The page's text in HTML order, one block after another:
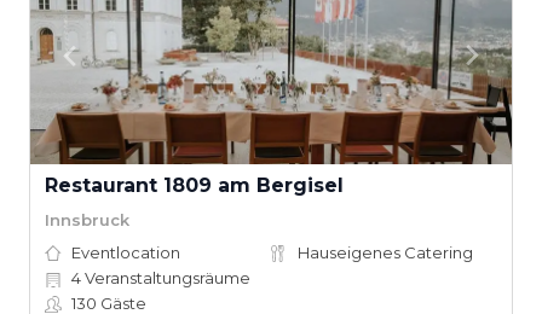
Restaurant 1809 am Bergisel
Innsbruck
Eventlocation
Hauseigenes Catering
4Veranstaltungsräume
130 Gäste